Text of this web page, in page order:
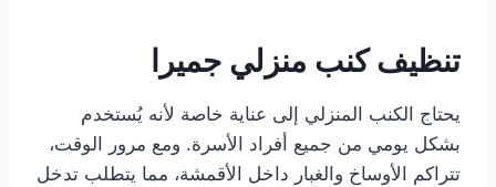
تنظيف كنب منزلي جميرا
يحتاج الكنب المنزلي إلى عناية خاصة لأنه يُستخدم
بشكل يومي من جميع أفراد الأسرة. ومع مرور الوقت،
تتراكم الأوساخ والغبار داخل الأقمشة، مما يتطلب تدخل